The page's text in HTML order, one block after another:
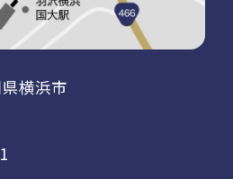
横浜市